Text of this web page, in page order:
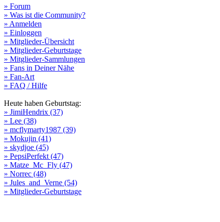
» Forum
» Was ist die Community?
» Anmelden
» Einloggen
» Mitglieder-Übersicht
» Mitglieder-Geburtstage
» Mitglieder-Sammlungen
» Fans in Deiner Nähe
» Fan-Art
» FAQ / Hilfe
Heute haben Geburtstag:
» JimiHendrix (37)
» Lee (38)
» mcflymarty1987 (39)
» Mokujin (41)
» skydjoe (45)
» PepsiPerfekt (47)
» Matze_Mc_Fly (47)
» Norrec (48)
» Jules_and_Verne (54)
» Mitglieder-Geburtstage